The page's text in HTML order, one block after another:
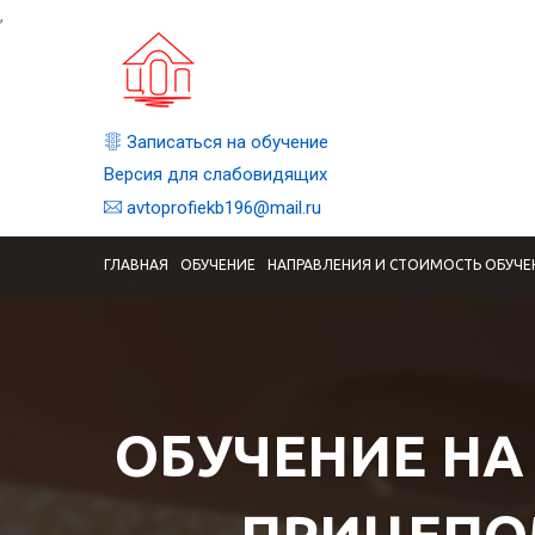
,
Записаться на обучение
Версия для слабовидящих
avtoprofiekb196@mail.ru
ГЛАВНАЯ ОБУЧЕНИЕ НАПРАВЛЕНИЯ И СТОИМОСТЬ
ОБУЧЕНИЕ